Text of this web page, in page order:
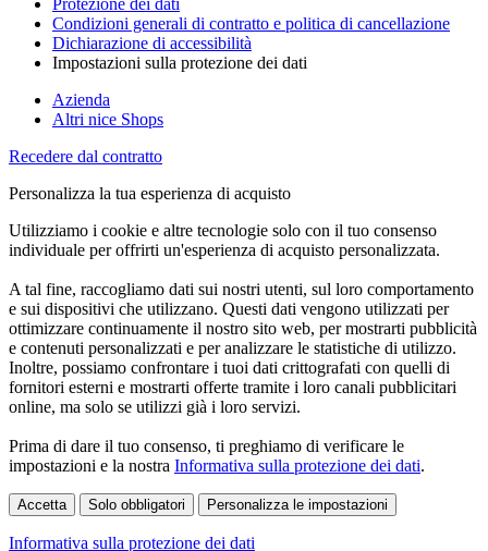
Protezione dei dati
Condizioni generali di contratto e politica di cancellazione
Dichiarazione di accessibilità
Impostazioni sulla protezione dei dati
Azienda
Altri nice Shops
Recedere dal contratto
Personalizza la tua esperienza di acquisto
Utilizziamo i cookie e altre tecnologie solo con il tuo consenso
individuale per offrirti un'esperienza di acquisto personalizzata.
A tal fine, raccogliamo dati sui nostri utenti, sul loro comportamento
e sui dispositivi che utilizzano. Questi dati vengono utilizzati per
ottimizzare continuamente il nostro sito web, per mostrarti pubblicità
e contenuti personalizzati e per analizzare le statistiche di utilizzo.
Inoltre, possiamo confrontare i tuoi dati crittografati con quelli di
fornitori esterni e mostrarti offerte tramite i loro canali pubblicitari
online, ma solo se utilizzi già i loro servizi.
Prima di dare il tuo consenso, ti preghiamo di verificare le
impostazioni e la nostra Informativa sulla protezione dei dati.
Accetta Solo obbligatori Personalizza le impostazioni
Informativa sulla protezione dei dati